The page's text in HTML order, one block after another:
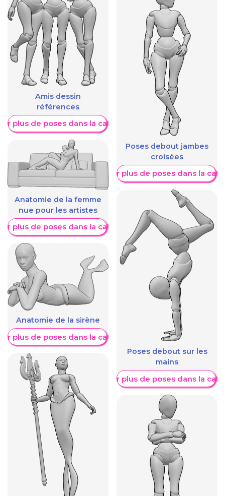
Amis dessin
références
plus de poses dans la catégorie
Anatomie de la femme
nue pour les artistes
plus de poses dans la catégorie
Anatomie de la sirène
plus de poses dans la catégorie
Poses debout jambes
croisées
Afficher plus de poses dans la
Poses debout sur les
mains
Afficher plus de poses dans la